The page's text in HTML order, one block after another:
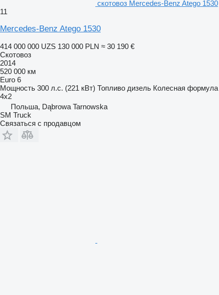
скотовоз Mercedes-Benz Atego 1530
11
Mercedes-Benz Atego 1530
414 000 000 UZS 130 000 PLN ≈ 30 190 €
Скотовоз
2014
520 000 км
Euro 6
Мощность 300 л.с. (221 кВт) Топливо дизель Колесная формула
4x2
Польша, Dąbrowa Tarnowska
SM Truck
Связаться с продавцом